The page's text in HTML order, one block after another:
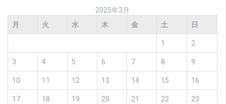
2025年3月
月
火 水 木 金 土 日
1 2
3 4 5 6 7 8 9
10 11 12 13 14 15 16
17 18 19 20 21 22 23